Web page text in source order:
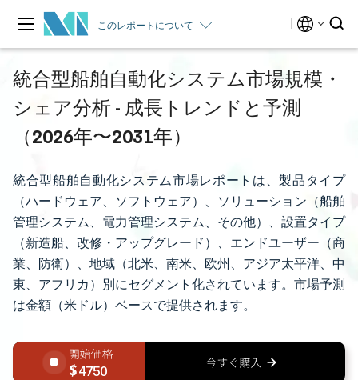
このレポートについて
統合型船舶自動化システム市場規模・
シェア分析 - 成長トレンドと予測
（2026年〜2031年）
統合型船舶自動化システム市場レポートは、製品タイプ
（ハードウェア、ソフトウェア）、ソリューション（船舶
管理システム、電力管理システム、その他）、設置タイプ
（新造船、改修・アップグレード）、エンドユーザー（商
業、防衛）、地域（北米、南米、欧州、アジア太平洋、中
東、アフリカ）別にセグメント化されています。市場予測
は金額（米ドル）ベースで提供されます。
4750